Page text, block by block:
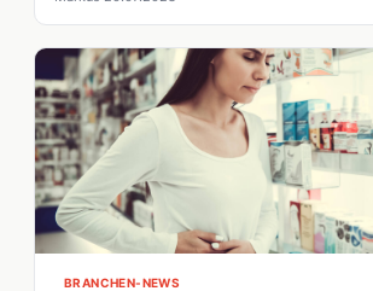
Schürfwunden & Co. rechnen.
BRANCHEN-NEWS